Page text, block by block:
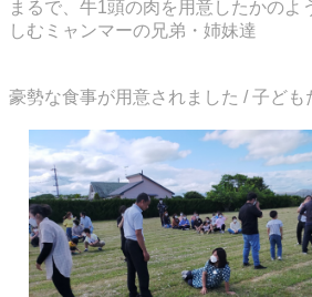
まるで、牛1頭の肉を用意したかのよ
しむミャンマーの兄弟・姉妹達
豪勢な食事が用意されました / 子ども